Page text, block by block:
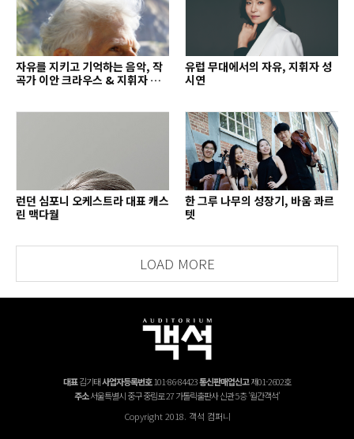
자유를 지키고 기억하는 음악, 작
곡가 이안 크라우스 & 지휘자 배
유럽 무대에서의 자유, 지휘자 성
시연
런던 심포니 오케스트라 대표 캐스
린 맥다월
한 그루 나무의 성장기, 바움 콰르
텟
LOAD MORE
대표김기태사업자등록번호101-86-84423통신판매업신고제01-2602호
주소서울특별시 중구 중림로 27 가톨릭출판사 신관 5층 '월간객석'
Copyright 2018. 객석 컴퍼니